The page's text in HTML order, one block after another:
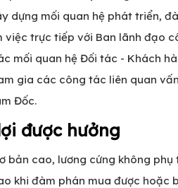
dựng mối quan hệ phát triển,
việc trực tiếp với Ban lãnh đạo
mối quan hệ Đối tác - Khách
gia các công tác liên quan
Đốc.
được hưởng
bản cao, lương cứng không
khi đàm phán mua được hoặc